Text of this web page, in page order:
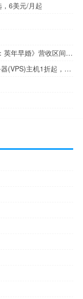
6美元/月起
华谊兄弟：截至10月6日来源于《前任4：英年早婚》营收区间约7348.82万元-9545.02万元
HKGCloud：双12秒杀聚惠，全场云服务器(VPS)主机1折起，美国CN2 GIA有史以来最低价格，仅需19元即可入手，续费同价。